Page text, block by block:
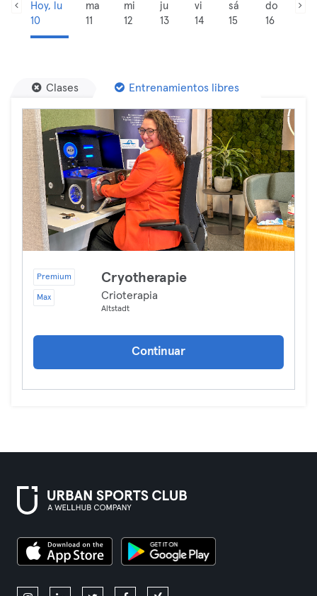
Hoy, lu
10
ma
11
mi
12
ju
13
vi
14
sá
15
do
16
Clases Entrenamientos libres
Premium
Max
Cryotherapie
Crioterapia
Altstadt
Continuar